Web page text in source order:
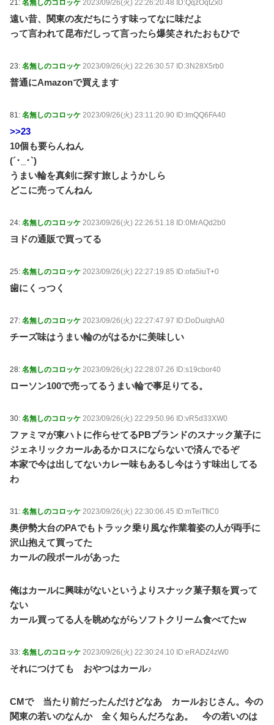
21: 名無しのコロッケ 2023/09/26(火) 22:26:20.48 ID:QqzOqtZx0
遠い昔、関東の友だちにうす味ってなに味だよ
って言われて昆布だしって言ったら爆笑されたおもひで
23: 名無しのコロッケ 2023/09/26(火) 22:26:30.57 ID:3N28X5rb0
普通にAmazonで買えます
81: 名無しのコロッケ 2023/09/26(火) 23:11:20.90 ID:ImQQ6FA40
>>23
10個も要らんねん
(´･_･`)
うまい輪を真剣に探す旅しようかしら
どこに売ってんねん
24: 名無しのコロッケ 2023/09/26(火) 22:26:51.18 ID:0MrAQd2b0
ヨドの通販で買ってる
25: 名無しのコロッケ 2023/09/26(火) 22:27:19.85 ID:ofa5iuT+0
歯にくっつく
27: 名無しのコロッケ 2023/09/26(火) 22:27:47.97 ID:DoDu/qhA0
チーズ味はうまい輪のがはるかに美味しい
28: 名無しのコロッケ 2023/09/26(火) 22:28:07.26 ID:s19cbor40
ローソン100で売ってるうまい輪で事足りてる。
30: 名無しのコロッケ 2023/09/26(火) 22:29:50.96 ID:vR5d33XW0
ファミマが東ハトに作らせてるPBブランドのスナック菓子に
ジェネリックカールあるかロスにならないで済んでるぞ
本家で今は出してないカレー味もあるし今はうす味出してる
わ
31: 名無しのコロッケ 2023/09/26(火) 22:30:06.45 ID:mTeiTfiC0
奥伊勢大台のPAでもトラック乗り風な作業着姿の人が両手に
沢山抱えて買ってた
カールの段ボールがあった
俺はカールに興味がないというよりスナック菓子類を買って
ない
カール買ってる人を眺めながらソフトクリーム食べてたw
33: 名無しのコロッケ 2023/09/26(火) 22:30:24.10 ID:eRADZ4zW0
それにつけても おやつはカール♪
CMで 当たり前だったんだけどなあ カールおじさん。今の
関東の若いのなんか 全く知らんだろなあ。 今の若いのは